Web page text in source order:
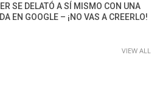
SE DELATÓ A SÍ MISMO CON UNA
EN GOOGLE – ¡NO VAS A CREERLO!
VIEW ALL